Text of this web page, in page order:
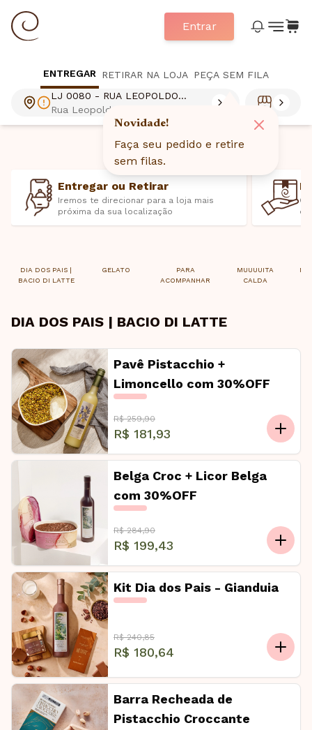
Entrar
ENTREGAR RETIRAR NA LOJA PEÇA SEM FILA
Novidade!
Faça seu pedido e retire
sem filas.
LJ 0080 - RUA LEOPOLDO
COUTO
Rua Leopoldo Couto de
Magalhães Júnior 844, Itaim Bibi,
Entregar ou Retirar
Iremos te direcionar para a loja mais
próxima da sua localização
DIA DOS PAIS |
BACIO DI LATTE
GELATO
PARA
ACOMPANHAR
MUUUUITA
CALDA
DIA DOS PAIS | BACIO DI LATTE
Pavê Pistacchio +
Limoncello com 30%OFF
R$ 259,90
R$ 181,93
Belga Croc + Licor Belga
com 30%OFF
R$ 284,90
R$ 199,43
Kit Dia dos Pais - Gianduia
R$ 240,85
R$ 180,64
Barra Recheada de
Pistacchio Croccante